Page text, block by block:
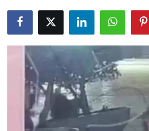
Spor Haberleri
Teknoloji Haberleri
Dünya Haberleri
Çerkezköy